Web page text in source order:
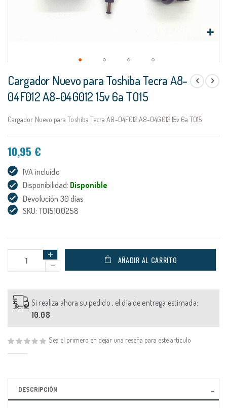
al
comienzo
de
galería
Cargador Nuevo para Toshiba Tecra A8-
04F012 A8-04G012 15v 6a TO15
Cargador Nuevo para Toshiba Tecra A8-04F012 A8-04G012 15v 6a TO15
10,95 €
IVA incluido
Disponibilidad: Disponible
Devolución 30 días
SKU: TO15100258
AÑADIR AL CARRITO
Si realiza ahora su pedido , el día de entrega estimada:
10.08
Sea el primero en dejar una reseña para este artículo
DESCRIPCIÓN